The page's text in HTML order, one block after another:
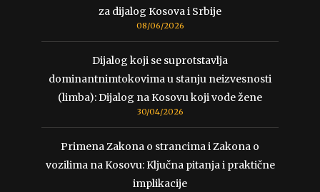
za dijalog Kosova i Srbije
08/06/2026
Dijalog koji se suprotstavlja
dominantnimtokovima u stanju neizvesnosti
(limba): Dijalog na Kosovu koji vode žene
30/04/2026
Primena Zakona o strancima i Zakona o
vozilima na Kosovu: Ključna pitanja i praktične
implikacije